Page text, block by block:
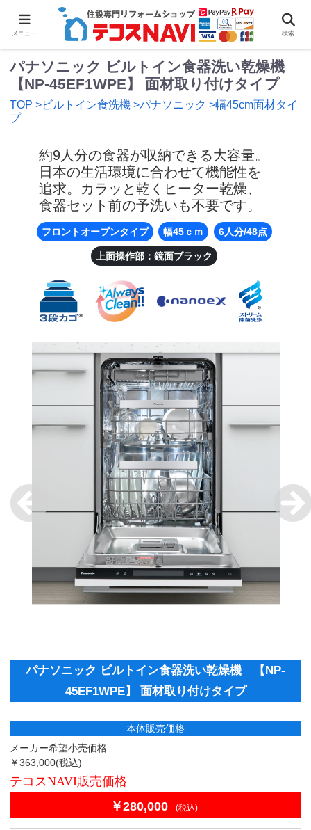
パナソニック ビルトイン食器洗い乾燥機
【NP-45EF1WPE】 面材取り付けタイプ
TOP >ビルトイン食洗機 >パナソニック >幅45cm面材タイ
プ
約9人分の食器が収納できる大容量。
日本の生活環境に合わせて機能性を
追求。カラッと乾くヒーター乾燥、
食器セット前の予洗いも不要です。
フロントオープンタイプ 幅45ｃｍ 6人分/48点
上面操作部：鏡面ブラック
パナソニック ビルトイン食器洗い乾燥機 【NP-
45EF1WPE】 面材取り付けタイプ
本体販売価格
メーカー希望小売価格
￥363,000(税込)
テコスNAVI販売価格
￥280,000
(税込)
メニュー 検索